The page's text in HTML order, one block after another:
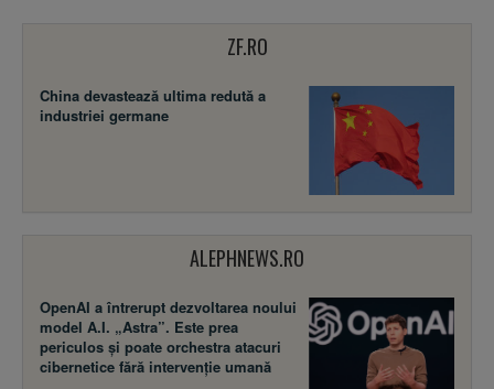
ZF.RO
China devastează ultima redută a
industriei germane
ALEPHNEWS.RO
OpenAI a întrerupt dezvoltarea noului
model A.I. „Astra”. Este prea
periculos și poate orchestra atacuri
cibernetice fără intervenție umană